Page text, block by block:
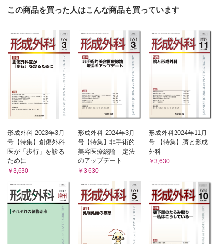
この商品を買った人はこんな商品も買っています
形成外科 2023年3月
号【特集】創傷外科
医が「歩行」を診る
ために
￥3,630
形成外科 2024年3月
号【特集】非手術的
美容医療総論―定法
のアップデート―
￥3,630
形成外科2024年11月
号 【特集】臍と形成
外科
￥3,630